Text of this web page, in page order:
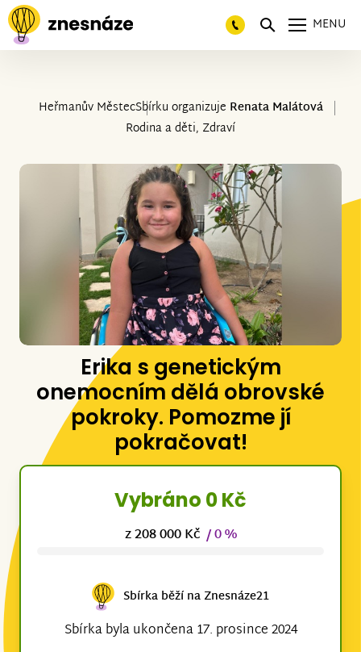
MENU
Heřmanův MěstecSbírku organizuje Renata Malátová
Rodina a děti, Zdraví
Erika s genetickým
onemocním dělá obrovské
pokroky. Pomozme jí
pokračovat!
Vybráno 0 Kč
z 208 000 Kč / 0 %
Sbírka běží na Znesnáze21
Sbírka byla ukončena 17. prosince 2024